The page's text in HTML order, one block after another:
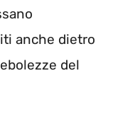
anche dietro
del